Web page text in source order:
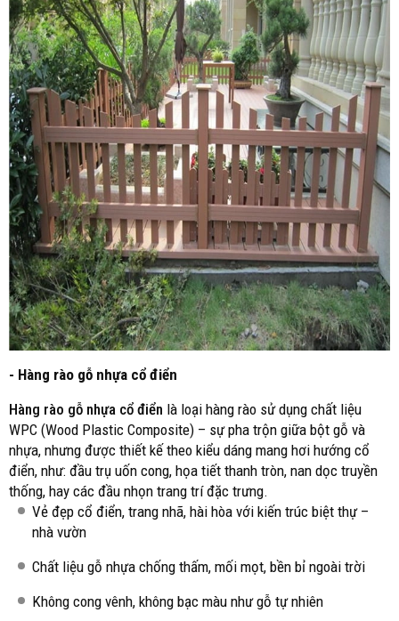
- Hàng rào gỗ nhựa cổ điển
Hàng rào gỗ nhựa cổ điển là loại hàng rào sử dụng chất liệu
WPC (Wood Plastic Composite) – sự pha trộn giữa bột gỗ và
nhựa, nhưng được thiết kế theo kiểu dáng mang hơi hướng cổ
điển, như: đầu trụ uốn cong, họa tiết thanh tròn, nan dọc truyền
thống, hay các đầu nhọn trang trí đặc trưng.
Vẻ đẹp cổ điển, trang nhã, hài hòa với kiến trúc biệt thự –
nhà vườn
Chất liệu gỗ nhựa chống thấm, mối mọt, bền bỉ ngoài trời
Không cong vênh, không bạc màu như gỗ tự nhiên